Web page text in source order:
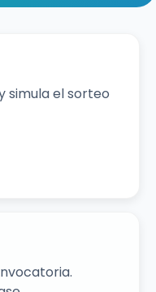
simula el sorteo